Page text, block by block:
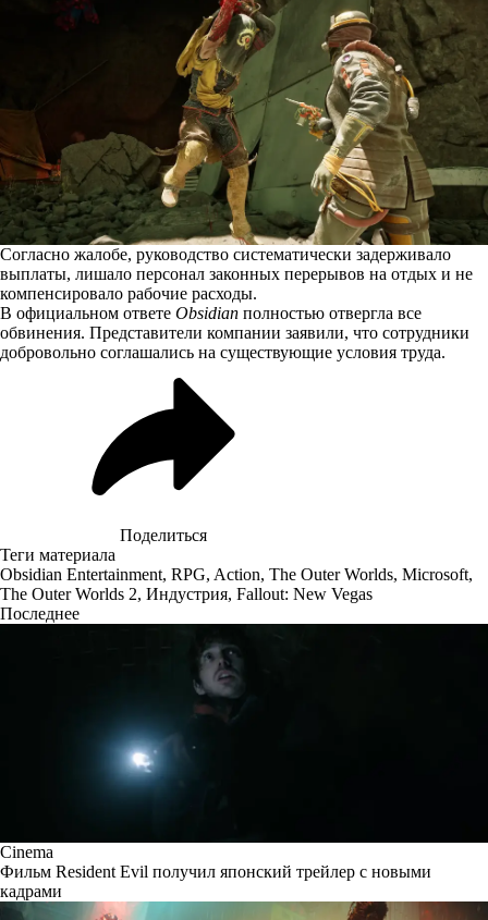
Согласно жалобе, руководство систематически задерживало
выплаты, лишало персонал законных перерывов на отдых и не
компенсировало рабочие расходы.
В официальном ответе Obsidian полностью отвергла все
обвинения. Представители компании заявили, что сотрудники
добровольно соглашались на существующие условия труда.
Поделиться
Теги материала
Obsidian Entertainment, RPG, Action, The Outer Worlds, Microsoft,
The Outer Worlds 2, Индустрия, Fallout: New Vegas
Последнее
Cinema
Фильм Resident Evil получил японский трейлер с новыми
кадрами